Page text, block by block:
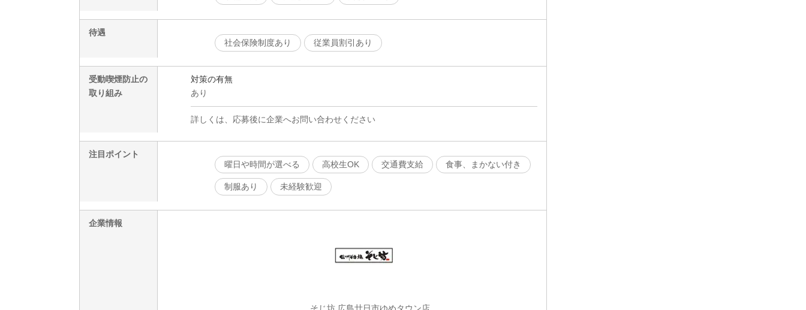
待遇
社会保険制度あり
従業員割引あり
受動喫煙防止の
取り組み
対策の有無
あり
詳しくは、応募後に企業へお問い合わせください
注目ポイント
曜日や時間が選べる
高校生OK 交通費支給 食事、まかない付き
制服あり 未経験歓迎
企業情報